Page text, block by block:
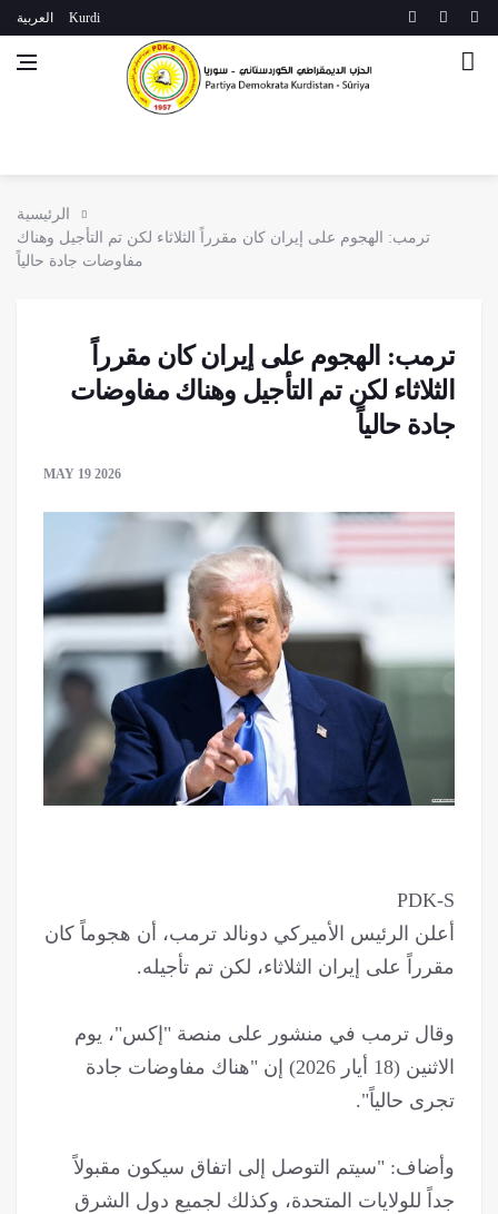
العربية Kurdi
الرئيسية
ترمب: الهجوم على إيران كان مقرراً الثلاثاء لكن تم التأجيل وهناك
مفاوضات جادة حالياً
ترمب: الهجوم على إيران كان مقرراً
الثلاثاء لكن تم التأجيل وهناك مفاوضات
جادة حالياً
MAY 19 2026
PDK-S
أعلن الرئيس الأميركي دونالد ترمب، أن هجوماً كان
مقرراً على إيران الثلاثاء، لكن تم تأجيله.
وقال ترمب في منشور على منصة "إكس"، يوم
الاثنين (18 أيار 2026) إن "هناك مفاوضات جادة
تجرى حالياً".
وأضاف: "سيتم التوصل إلى اتفاق سيكون مقبولاً
جداً للولايات المتحدة، وكذلك لجميع دول الشرق